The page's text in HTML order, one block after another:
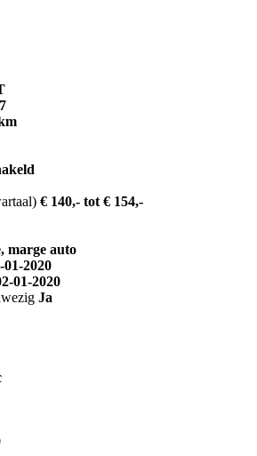
€ 140,- tot € 154,-
marge auto
01-2020
01-2020
Ja